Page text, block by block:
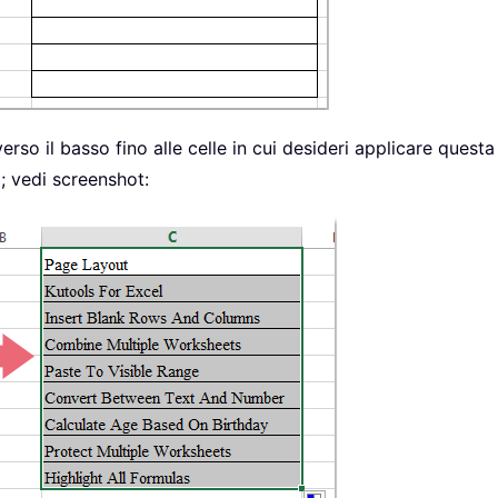
il basso fino alle celle in cui desideri applicare
vedi screenshot: